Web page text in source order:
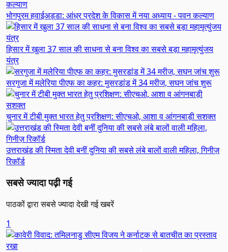
भोगपुरम हवाईअड्डा: आंध्र प्रदेश के विकास में नया अध्याय - पवन कल्याण
हिसार में खुला 37 साल की साधना से बना विश्व का सबसे बड़ा महामृत्युंजय
यंत्र
सरगुजा में मलेरिया पीएफ का कहर: मुसरडांड में 34 मरीज, सघन जांच शुरू
चुनार में टीबी मुक्त भारत हेतु प्रशिक्षण: सीएचओ, आशा व आंगनबाड़ी सशक्त
उत्तराखंड की स्मिता देवी बनीं दुनिया की सबसे लंबे बालों वाली महिला, गिनीज़
रिकॉर्ड
सबसे ज्यादा पढ़ी गई
पाठकों द्वारा सबसे ज्यादा देखी गई खबरें
1